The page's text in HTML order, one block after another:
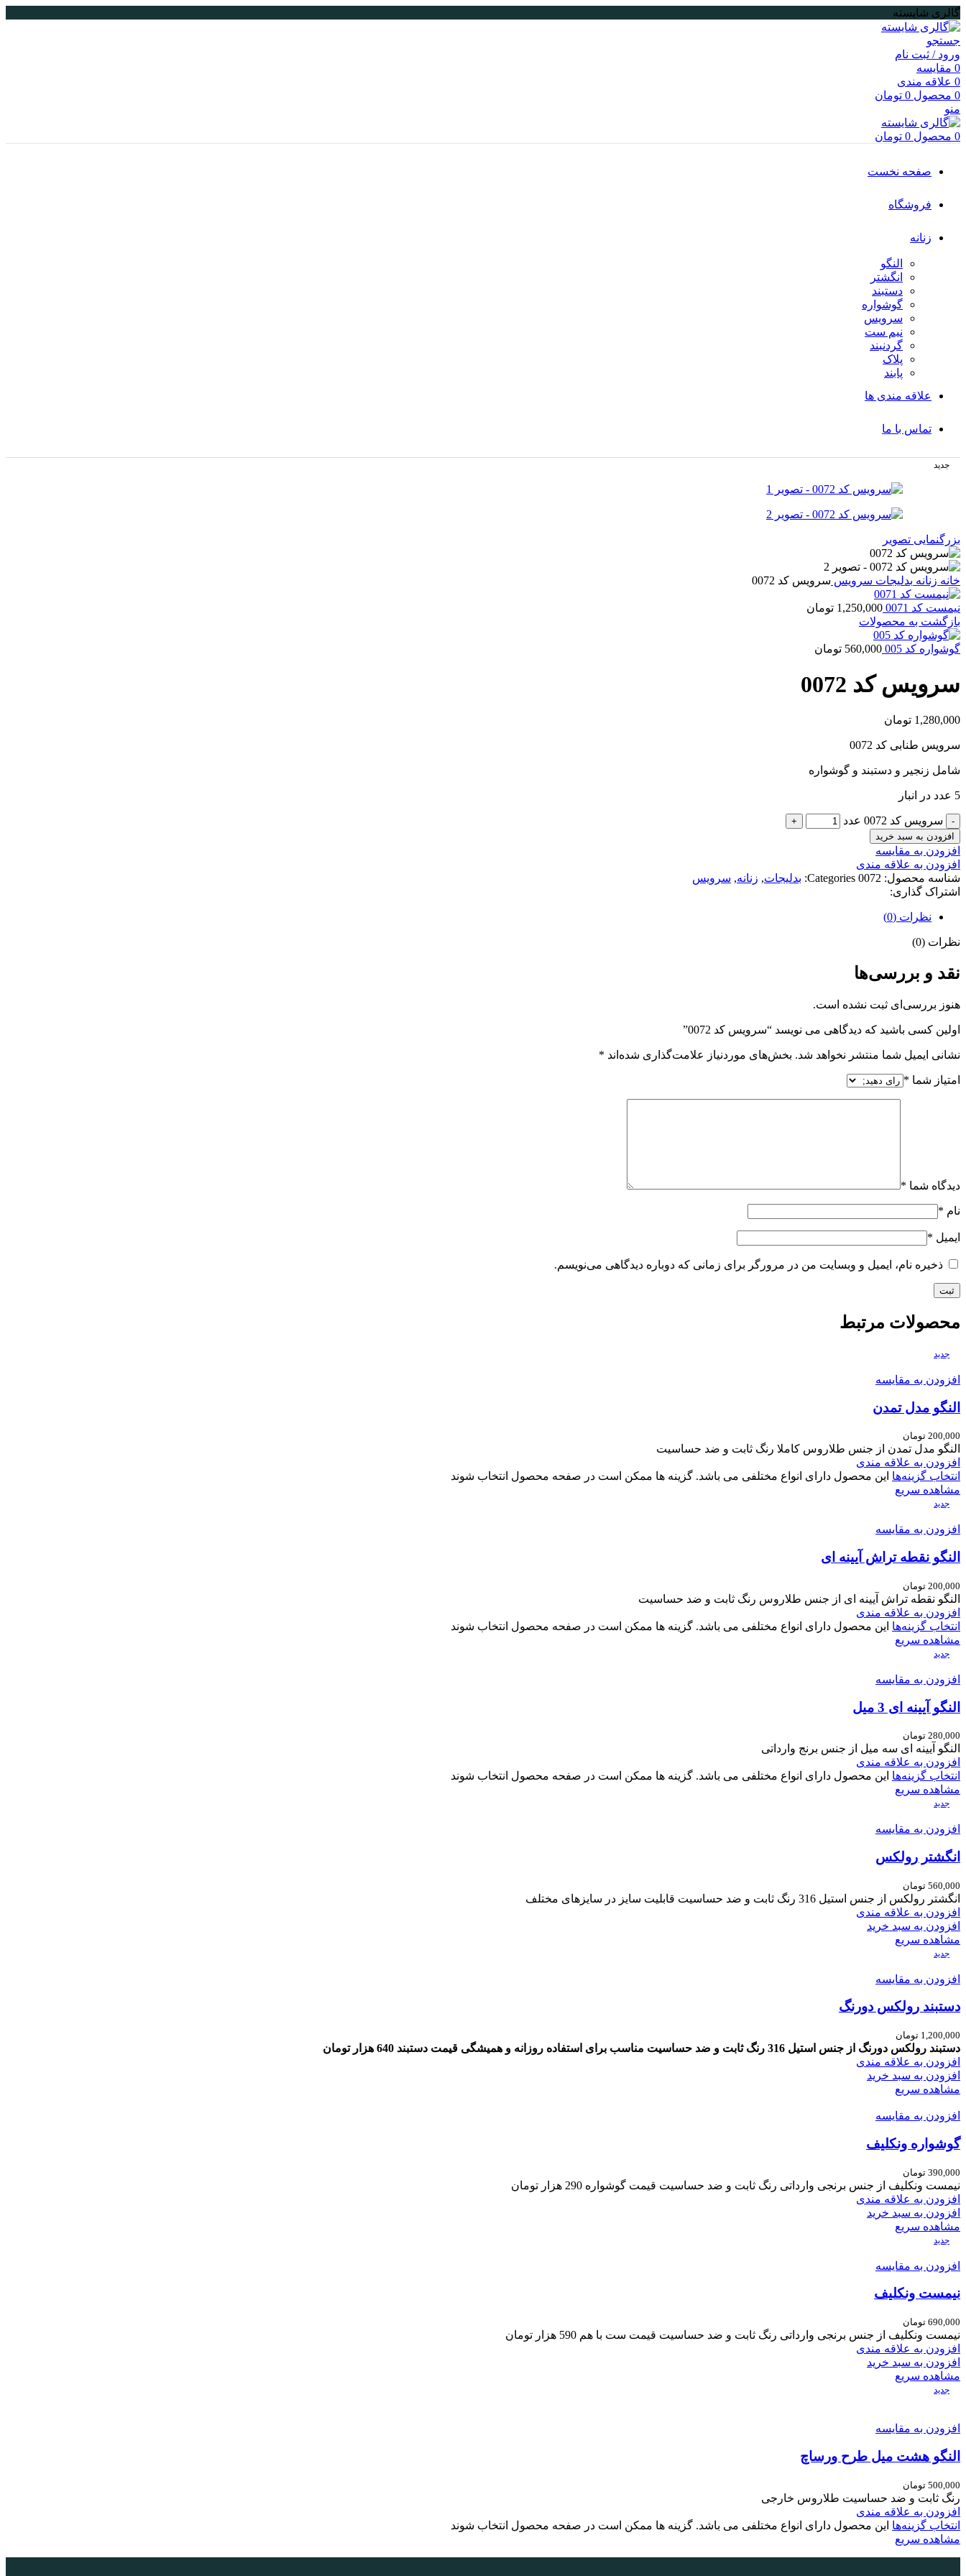
گالری شایسته
جستجو
ورود / ثبت نام
0 مقایسه
0 علاقه مندی
0 محصول 0 تومان
منو
0 محصول 0 تومان
صفحه نخست
فروشگاه
زنانه
النگو
انگشتر
دستبند
گوشواره
سرویس
نیم ست
گردنبند
پلاک
پابند
علاقه مندی ها
تماس با ما
جدید
بزرگنمایی تصویر
خانه زنانه بدلیجات سرویس سرویس کد 0072
نیمست کد 0071 1,250,000 تومان
بازگشت به محصولات
گوشواره کد 005 560,000 تومان
سرویس کد 0072
1,280,000 تومان
سرویس طنابی کد 0072
شامل زنجیر و دستبند و گوشواره
5 عدد در انبار
سرویس کد 0072 عدد
افزودن به سبد خرید
افزودن به مقایسه
افزودن به علاقه مندی
شناسه محصول: 0072
Categories: بدلیجات, زنانه, سرویس
اشتراک گذاری:
نظرات (0)
نظرات (0)
نقد و بررسی‌ها
هنوز بررسی‌ای ثبت نشده است.
اولین کسی باشید که دیدگاهی می نویسد “سرویس کد 0072”
نشانی ایمیل شما منتشر نخواهد شد. بخش‌های موردنیاز علامت‌گذاری شده‌اند *
امتیاز شما *
دیدگاه شما *
نام *
ایمیل *
ذخیره نام، ایمیل و وبسایت من در مرورگر برای زمانی که دوباره دیدگاهی می‌نویسم.
محصولات مرتبط
جدید
افزودن به مقایسه
النگو مدل تمدن
200,000 تومان
النگو مدل تمدن از جنس طلاروس کاملا رنگ ثابت و ضد حساسیت
افزودن به علاقه مندی
انتخاب گزینه‌ها این محصول دارای انواع مختلفی می باشد. گزینه ها ممکن است در صفحه محصول انتخاب شوند
مشاهده سریع
جدید
افزودن به مقایسه
النگو نقطه تراش آیینه ای
200,000 تومان
النگو نقطه تراش آیینه ای از جنس طلاروس رنگ ثابت و ضد حساسیت
افزودن به علاقه مندی
انتخاب گزینه‌ها این محصول دارای انواع مختلفی می باشد. گزینه ها ممکن است در صفحه محصول انتخاب شوند
مشاهده سریع
جدید
افزودن به مقایسه
النگو آیینه ای 3 میل
280,000 تومان
النگو آیینه ای سه میل از جنس برنج وارداتی
افزودن به علاقه مندی
انتخاب گزینه‌ها این محصول دارای انواع مختلفی می باشد. گزینه ها ممکن است در صفحه محصول انتخاب شوند
مشاهده سریع
جدید
افزودن به مقایسه
انگشتر رولکس
560,000 تومان
انگشتر رولکس از جنس استیل 316 رنگ ثابت و ضد حساسیت قابلیت سایز در سایزهای مختلف
افزودن به علاقه مندی
افزودن به سبد خرید
مشاهده سریع
جدید
افزودن به مقایسه
دستبند رولکس دورنگ
1,200,000 تومان
دستبند رولکس دورنگ از جنس استیل 316 رنگ ثابت و ضد حساسیت مناسب برای استفاده روزانه و همیشگی قیمت دستبند 640 هزار تومان
افزودن به علاقه مندی
افزودن به سبد خرید
مشاهده سریع
افزودن به مقایسه
گوشواره ونکلیف
390,000 تومان
نیمست ونکلیف از جنس برنجی وارداتی رنگ ثابت و ضد حساسیت قیمت گوشواره 290 هزار تومان
افزودن به علاقه مندی
افزودن به سبد خرید
مشاهده سریع
جدید
افزودن به مقایسه
نیمست ونکلیف
690,000 تومان
نیمست ونکلیف از جنس برنجی وارداتی رنگ ثابت و ضد حساسیت قیمت ست با هم 590 هزار تومان
افزودن به علاقه مندی
افزودن به سبد خرید
مشاهده سریع
جدید
افزودن به مقایسه
النگو هشت میل طرح ورساچ
500,000 تومان
رنگ ثابت و ضد حساسیت طلاروس خارجی
افزودن به علاقه مندی
انتخاب گزینه‌ها این محصول دارای انواع مختلفی می باشد. گزینه ها ممکن است در صفحه محصول انتخاب شوند
مشاهده سریع